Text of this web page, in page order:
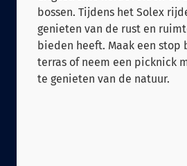
bossen. Tijdens het Solex
genieten van de rust en
bieden heeft. Maak een stop
terras of neem een picknick
te genieten van de natuur.